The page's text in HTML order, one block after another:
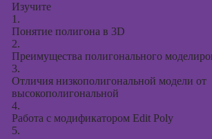
Изучите
1.
Понятие полигона в 3D
2.
Преимущества полигонального
3.
Отличия низкополигональной модели от
высокополигональной
4.
Работа с модификатором Edit Poly
5.